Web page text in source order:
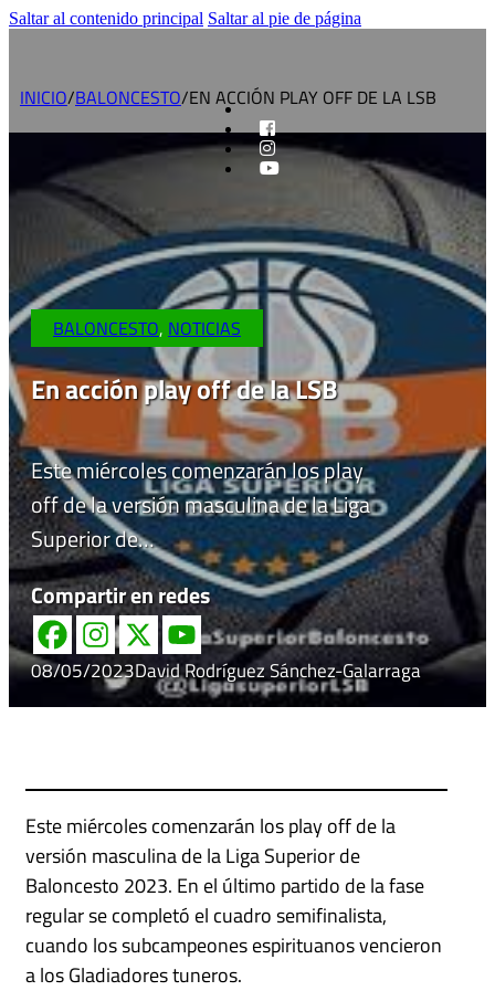
Saltar al contenido principal Saltar al pie de página
INICIO/BALONCESTO/EN ACCIÓN PLAY OFF DE LA LSB
BALONCESTO, NOTICIAS
En acción play off de la LSB
Este miércoles comenzarán los play
off de la versión masculina de la Liga
Superior de…
Compartir en redes
08/05/2023David Rodríguez Sánchez-Galarraga
Este miércoles comenzarán los play off de la
versión masculina de la Liga Superior de
Baloncesto 2023. En el último partido de la fase
regular se completó el cuadro semifinalista,
cuando los subcampeones espirituanos vencieron
a los Gladiadores tuneros.